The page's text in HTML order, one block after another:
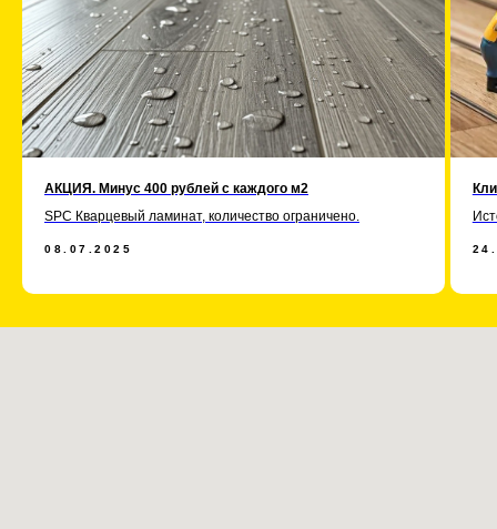
АКЦИЯ. Минус 400 рублей с каждого м2
SPC Кварцевый ламинат, количество ограничено.
08.07.2025